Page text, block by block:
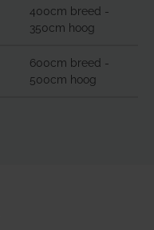
400cm breed -
350cm hoog
600cm breed -
500cm hoog